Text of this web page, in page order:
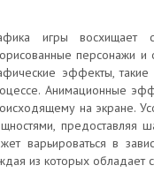
игры восхищает
персонажи и
эффекты,
Анимационные
на экране.
предоставляя
варьироваться в
из которых обладает